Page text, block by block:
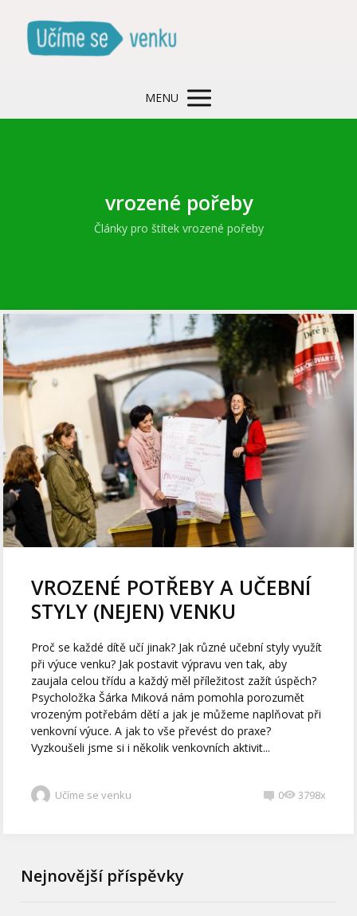
MENU
vrozené pořeby
Články pro štítek vrozené pořeby
VROZENÉ POTŘEBY A UČEBNÍ
STYLY (NEJEN) VENKU
Proč se každé dítě učí jinak? Jak různé učební styly využít
při výuce venku? Jak postavit výpravu ven tak, aby
zaujala celou třídu a každý měl příležitost zažít úspěch?
Psycholožka Šárka Miková nám pomohla porozumět
vrozeným potřebám dětí a jak je můžeme naplňovat při
venkovní výuce. A jak to vše převést do praxe?
Vyzkoušeli jsme si i několik venkovních aktivit...
Učíme se venku 0 3798x
Nejnovější příspěvky